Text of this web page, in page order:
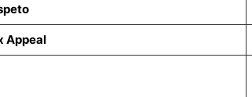
Appeal